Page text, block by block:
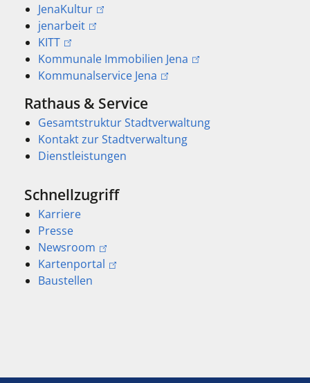
JenaKultur
jenarbeit
KITT
Kommunale Immobilien Jena
Kommunalservice Jena
Rathaus & Service
Gesamtstruktur Stadtverwaltung
Kontakt zur Stadtverwaltung
Dienstleistungen
Schnellzugriff
Karriere
Presse
Newsroom
Kartenportal
Baustellen